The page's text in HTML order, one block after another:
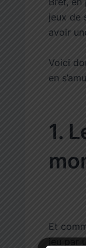
jeux de
avoir
Voici
en
1.
Et
jeu par